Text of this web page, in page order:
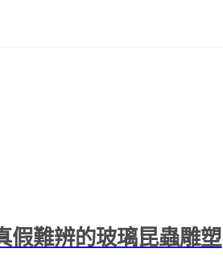
假難辨的玻璃昆蟲雕塑